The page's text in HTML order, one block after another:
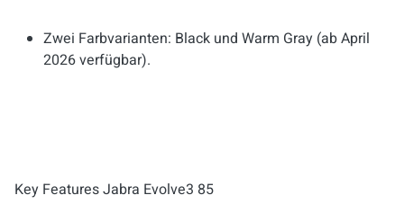
Zwei Farbvarianten: Black und Warm Gray (ab April
2026 verfügbar).
Key Features Jabra Evolve3 85